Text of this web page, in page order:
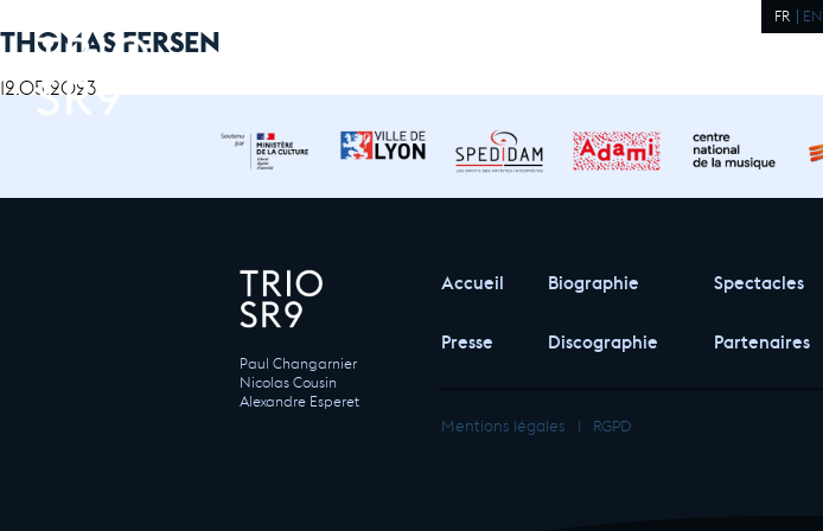
FR EN
THOMAS FERSEN
12.05.2023
Paul Changarnier
Nicolas Cousin
Alexandre Esperet
Accueil Biographie Spectacles
Presse Discographie Partenaires
Mentions légales I RGPD